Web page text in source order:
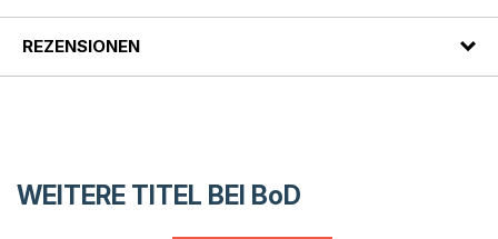
REZENSIONEN
WEITERE TITEL BEI BoD